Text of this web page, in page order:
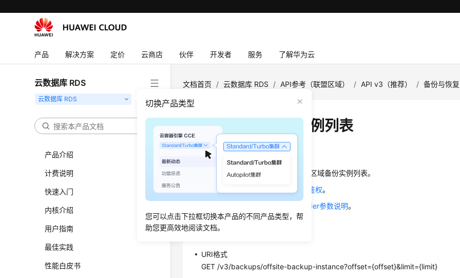
产品 解决方案 定价 云商店 伙伴 开发者 服务 了解华为云
云数据库 RDS
切换产品类型
您可以点击下拉框切换本产品的不同产品类型，帮
助您更高效地阅读文档。
产品介绍
计费说明
快速入门
内核介绍
用户指南
最佳实践
性能白皮书
文档首页 / 云数据库 RDS / API参考（联盟区域） / API v3（推荐） / 备份与恢复
查询跨区域备份实例列表
功能介绍
根据指定条件在备份目标区域查询跨区域备份实例列表。
调用接口前，您需要了解API
认证鉴权。
请求Header参数说明。
URI
URI格式
GET /v3/backups/offsite-backup-instance?offset={offset}&limit={limit}